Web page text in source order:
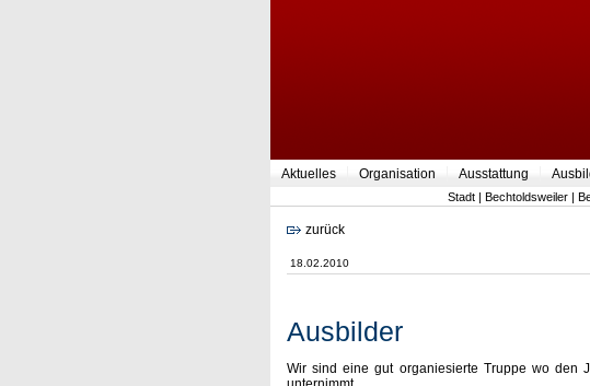
Aktuelles Organisation Ausstattung
Stadt | Bechtoldsweiler |
zurück
18.02.2010
Ausbilder
Wir sind eine gut organiesierte Truppe wo den